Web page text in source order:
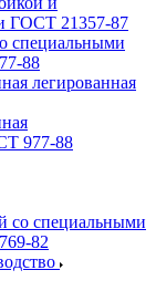
ГОСТ 21357-87
специальными
88
легированная
977-88
со специальными
82